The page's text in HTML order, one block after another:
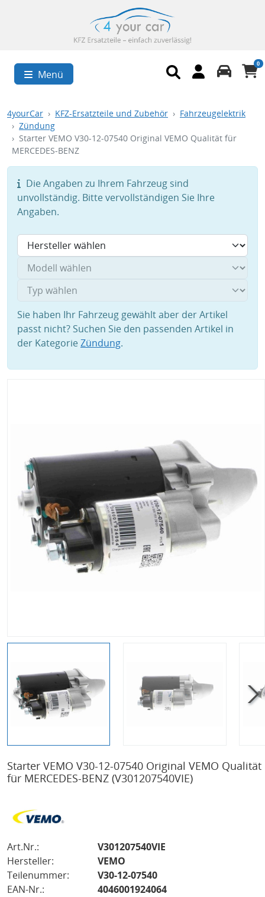
Menü
0
4yourCar KFZ-Ersatzteile und Zubehör
Fahrzeugelektrik
Zündung
Starter VEMO V30-12-07540 Original VEMO Qualität für
MERCEDES-BENZ
Die Angaben zu Ihrem Fahrzeug sind
unvollständig. Bitte vervollständigen Sie Ihre
Angaben.
Sie haben Ihr Fahrzeug gewählt aber der Artikel
passt nicht? Suchen Sie den passenden Artikel in
der KategorieZündung.
Starter VEMO V30-12-07540 Original VEMO Qualität
für MERCEDES-BENZ (V301207540VIE)
Art.Nr.:
V301207540VIE
Hersteller:
VEMO
Teilenummer:
V30-12-07540
EAN-Nr.:
4046001924064